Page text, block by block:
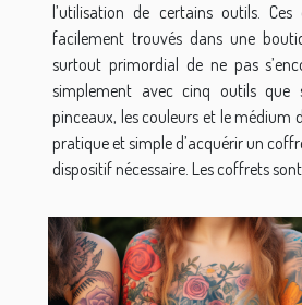
l’utilisation de certains outils.
facilement trouvés dans une
surtout primordial de ne pas
simplement avec cinq outils
pinceaux, les couleurs et le médium
pratique et simple d’acquérir un
dispositif nécessaire. Les coffrets